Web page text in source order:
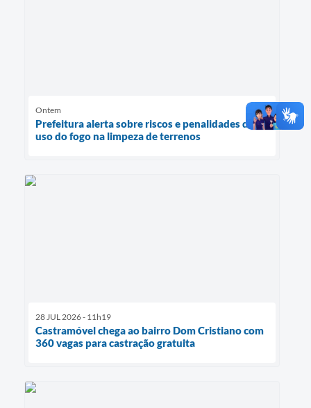
Ontem
Prefeitura alerta sobre riscos e penalidades do
uso do fogo na limpeza de terrenos
28 JUL 2026 - 11h19
Castramóvel chega ao bairro Dom Cristiano com
360 vagas para castração gratuita